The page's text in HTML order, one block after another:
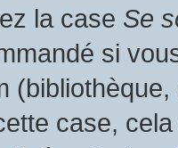
la case Se
si
case,